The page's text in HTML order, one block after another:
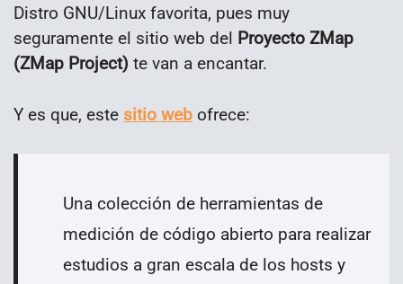
Distro GNU/Linux favorita, pues muy
seguramente el sitio web del Proyecto ZMap
(ZMap Project) te van a encantar.
Y es que, este sitio web ofrece:
Una colección de herramientas de
medición de código abierto para realizar
estudios a gran escala de los hosts y